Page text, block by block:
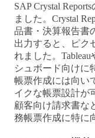
SAP Crystal
ました。Crystal
品書・決算報告書
出力すると、ピク
れました。
シュボード向けに
帳票作成には向い
イクな帳票設計が
顧客向け請求書な
務帳票作成に特に